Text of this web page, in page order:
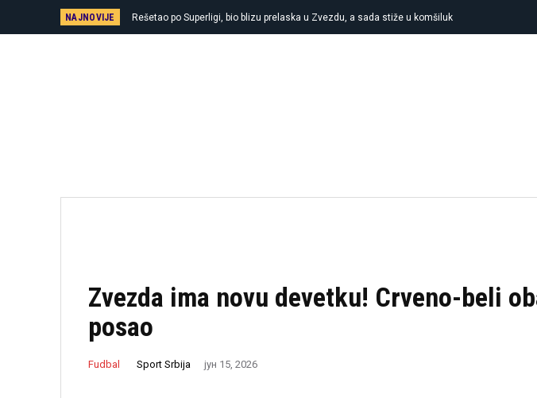
NAJNOVIJE Rešetao po Superligi, bio blizu prelaska u Zvezdu, a sada stiže u komšiluk
Zvezda ima novu devetku! Crveno-beli
posao
Fudbal Sport Srbija јун 15, 2026